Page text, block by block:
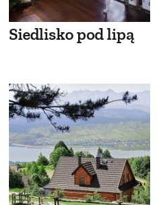
Siedlisko pod lipą